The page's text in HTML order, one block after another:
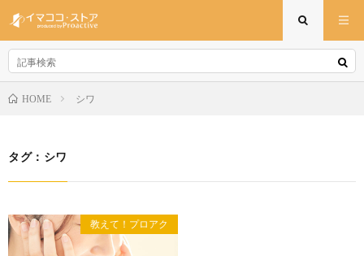
HOME シワ
タグ：シワ
教えて！プロアク